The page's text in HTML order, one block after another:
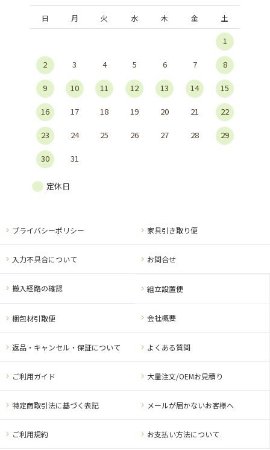
日 月 火 水 木 金 土
1
2 3 4 5 6 7 8
9 10 11 12 13 14 15
16 17 18 19 20 21 22
23 24 25 26 27 28 29
30 31
定休日
組立設置便
ご利用ガイド
ご利用規約
会社概要
大量注文/OEMお見積り
お支払い方法について
よくある質問
特定商取引法に基づく表記
梱包材引取便
メールが届かないお客様へ
返品・キャンセル・保証について
プライバシーポリシー 家具引き取り便
入力不具合について お問合せ
搬入経路の確認